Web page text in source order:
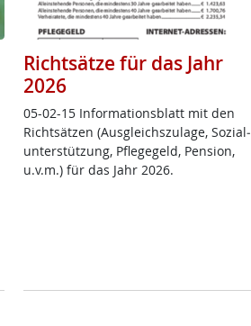
Richtsätze für das Jahr
2026
05-02-15 In­for­ma­ti­ons­blatt mit den
Richt­sät­zen (Aus­g­leichs­zu­la­ge, So­zial­
un­ter­stüt­zung, Pf­le­ge­geld, Pen­si­on,
u.v.m.) für das Jahr 2026.